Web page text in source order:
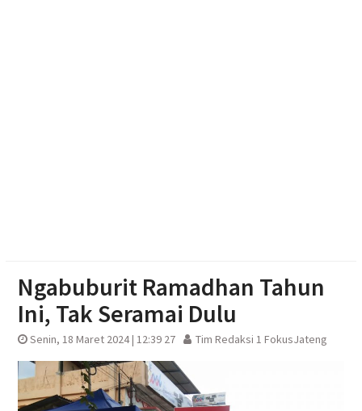
Ngabuburit Ramadhan Tahun
Ini, Tak Seramai Dulu
Senin, 18 Maret 2024 | 12:39 27 Tim Redaksi 1 FokusJateng